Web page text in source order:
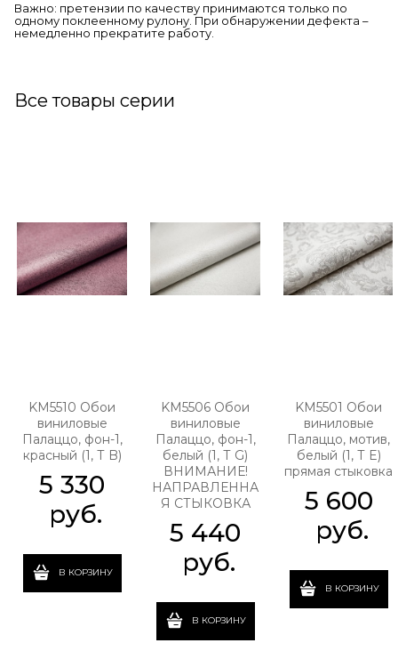
Важно: претензии по качеству принимаются только по
одному поклеенному рулону. При обнаружении дефекта –
немедленно прекратите работу.
Все товары серии
KM5510 Обои
виниловые
Палаццо, фон-1,
красный (1, Т B)
5 330
руб.
В КОРЗИНУ
KM5506 Обои
виниловые
Палаццо, фон-1,
белый (1, Т G)
ВНИМАНИЕ!
НАПРАВЛЕННА
Я СТЫКОВКА
5 440
руб.
В КОРЗИНУ
KM5501 Обои
виниловые
Палаццо, мотив,
белый (1, Т E)
прямая стыковка
5 600
руб.
В КОРЗИНУ